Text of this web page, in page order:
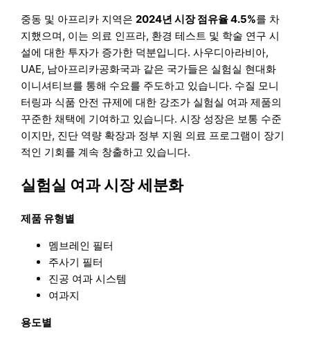
중동 및 아프리카 지역은2024년 시장 점유율 4.5%를 차
지했으며, 이는 의료 인프라, 환경 테스트 및 학술 연구 시
설에 대한 투자가 증가한 덕분입니다. 사우디아라비아,
UAE, 남아프리카공화국과 같은 국가들은 실험실 현대화
이니셔티브를 통해 수요를 주도하고 있습니다. 수질 모니
터링과 식품 안전 규제에 대한 강조가 실험실 여과 제품의
꾸준한 채택에 기여하고 있습니다. 시장 성장은 보통 수준
이지만, 진단 역량 확장과 정부 지원 의료 프로그램이 장기
적인 기회를 계속 창출하고 있습니다.
실험실 여과 시장 세분화
제품 유형별
멤브레인 필터
주사기 필터
진공 여과 시스템
여과지
용도별